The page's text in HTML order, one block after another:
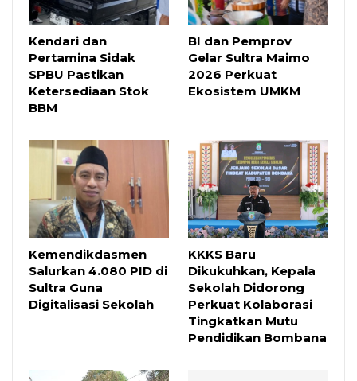
Kendari dan
Pertamina Sidak
SPBU Pastikan
Ketersediaan Stok
BBM
BI dan Pemprov
Gelar Sultra Maimo
2026 Perkuat
Ekosistem UMKM
Kemendikdasmen
Salurkan 4.080 PID di
Sultra Guna
Digitalisasi Sekolah
KKKS Baru
Dikukuhkan, Kepala
Sekolah Didorong
Perkuat Kolaborasi
Tingkatkan Mutu
Pendidikan Bombana